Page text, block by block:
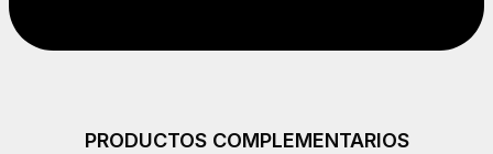
PRODUCTOS COMPLEMENTARIOS